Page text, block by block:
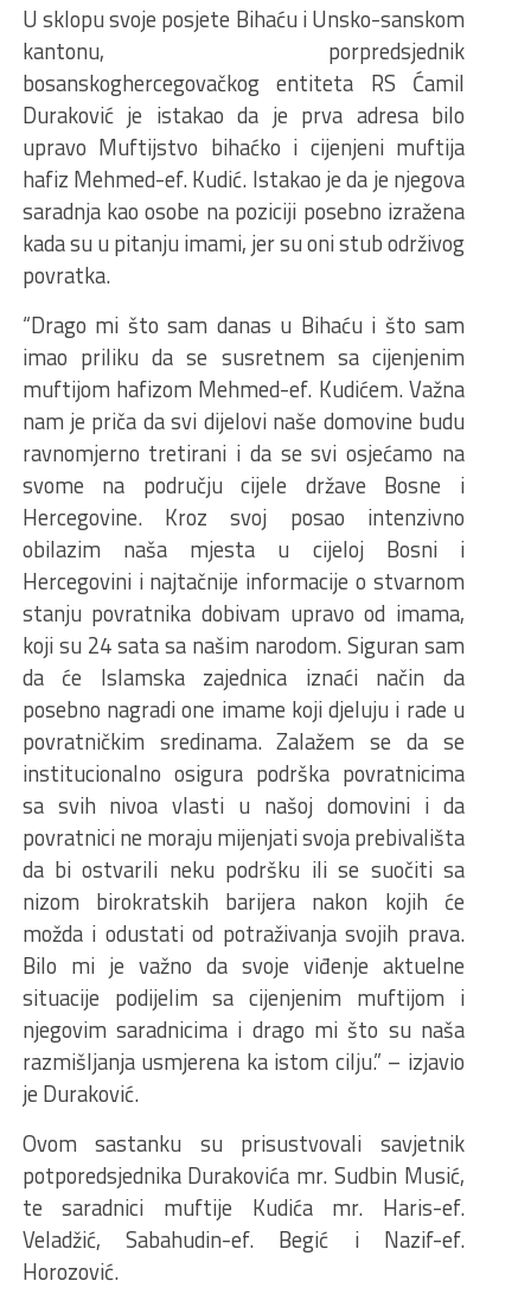
U sklopu svoje posjete Bihaću i Unsko-sanskom
kantonu, porpredsjednik
bosanskoghercegovačkog entiteta RS Ćamil
Duraković je istakao da je prva adresa bilo
upravo Muftijstvo bihaćko i cijenjeni muftija
hafiz Mehmed-ef. Kudić. Istakao je da je njegova
saradnja kao osobe na poziciji posebno izražena
kada su u pitanju imami, jer su oni stub održivog
povratka.
“Drago mi što sam danas u Bihaću i što sam
imao priliku da se susretnem sa cijenjenim
muftijom hafizom Mehmed-ef. Kudićem. Važna
nam je priča da svi dijelovi naše domovine budu
ravnomjerno tretirani i da se svi osjećamo na
svome na području cijele države Bosne i
Hercegovine. Kroz svoj posao intenzivno
obilazim naša mjesta u cijeloj Bosni i
Hercegovini i najtačnije informacije o stvarnom
stanju povratnika dobivam upravo od imama,
koji su 24 sata sa našim narodom. Siguran sam
da će Islamska zajednica iznaći način da
posebno nagradi one imame koji djeluju i rade u
povratničkim sredinama. Zalažem se da se
institucionalno osigura podrška povratnicima
sa svih nivoa vlasti u našoj domovini i da
povratnici ne moraju mijenjati svoja prebivališta
da bi ostvarili neku podršku ili se suočiti sa
nizom birokratskih barijera nakon kojih će
možda i odustati od potraživanja svojih prava.
Bilo mi je važno da svoje viđenje aktuelne
situacije podijelim sa cijenjenim muftijom i
njegovim saradnicima i drago mi što su naša
razmišljanja usmjerena ka istom cilju.” – izjavio
je Duraković.
Ovom sastanku su prisustvovali savjetnik
potporedsjednika Durakovića mr. Sudbin Musić,
te saradnici muftije Kudića mr. Haris-ef.
Veladžić, Sabahudin-ef. Begić i Nazif-ef.
Horozović.